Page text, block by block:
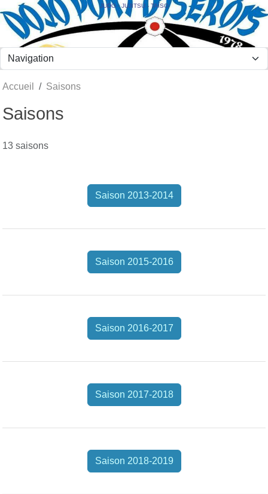
JUDO - JUJITSU - TAÏSO
Accueil Saisons
Saisons
13 saisons
Saison 2013-2014
Saison 2015-2016
Saison 2016-2017
Saison 2017-2018
Saison 2018-2019
Panneau de gestion des cookies